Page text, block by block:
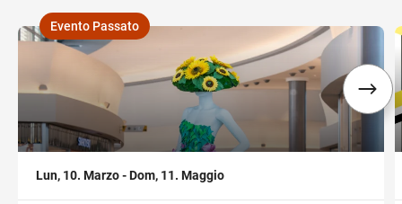
,
Evento Passato
Lun, 10. Marzo - Dom, 11. Maggio
,